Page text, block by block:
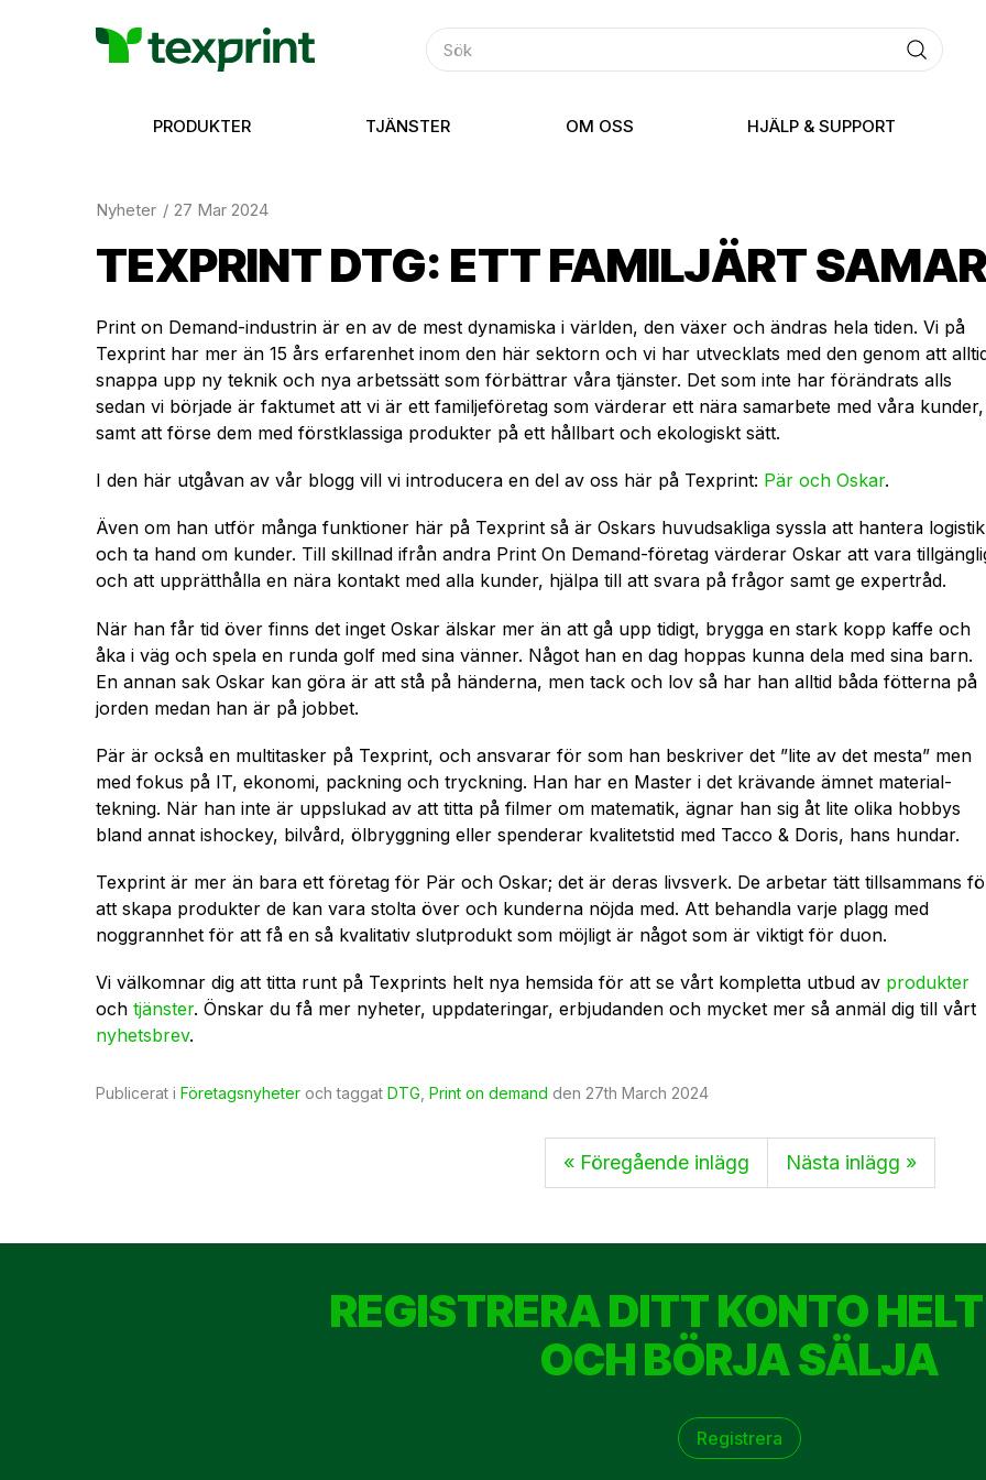
PRODUKTER TJÄNSTER OM OSS HJÄLP & SUPPORT
Nyheter 27 Mar 2024
TEXPRINT DTG: ETT FAMILJÄRT
Print on Demand-industrin är en av de mest dynamiska i världen, den växer och ändras hela tiden. Vi på
Texprint har mer än 15 års erfarenhet inom den här sektorn och vi har utvecklats med den genom att
snappa upp ny teknik och nya arbetssätt som förbättrar våra tjänster. Det som inte har förändrats alls
sedan vi började är faktumet att vi är ett familjeföretag som värderar ett nära samarbete med våra kunder,
samt att förse dem med förstklassiga produkter på ett hållbart och ekologiskt sätt.
I den här utgåvan av vår blogg vill vi introducera en del av oss här på Texprint: Pär och Oskar.
Även om han utför många funktioner här på Texprint så är Oskars huvudsakliga syssla att hantera logistik
och ta hand om kunder. Till skillnad ifrån andra Print On Demand-företag värderar Oskar att vara
och att upprätthålla en nära kontakt med alla kunder, hjälpa till att svara på frågor samt ge expertråd.
När han får tid över finns det inget Oskar älskar mer än att gå upp tidigt, brygga en stark kopp kaffe och
åka i väg och spela en runda golf med sina vänner. Något han en dag hoppas kunna dela med sina barn.
En annan sak Oskar kan göra är att stå på händerna, men tack och lov så har han alltid båda fötterna på
jorden medan han är på jobbet.
Pär är också en multitasker på Texprint, och ansvarar för som han beskriver det ”lite av det mesta” men
med fokus på IT, ekonomi, packning och tryckning. Han har en Master i det krävande ämnet materi­al­
tekning. När han inte är uppslukad av att titta på filmer om matematik, ägnar han sig åt lite olika hobbys
bland annat ishockey, bilvård, ölbryggning eller spenderar kvalitetstid med Tacco & Doris, hans hundar.
Texprint är mer än bara ett företag för Pär och Oskar; det är deras livsverk. De arbetar tätt tillsammans
att skapa produkter de kan vara stolta över och kunderna nöjda med. Att behandla varje plagg med
noggrannhet för att få en så kvalitativ slutprodukt som möjligt är något som är viktigt för duon.
Vi välkomnar dig att titta runt på Texprints helt nya hemsida för att se vårt kompletta utbud av produkter
och tjänster. Önskar du få mer nyheter, uppdateringar, erbjudanden och mycket mer så anmäl dig till vårt
nyhetsbrev.
Publicerat i Företagsnyheter och taggat DTG Print on demand den 27th March 2024
« Föregående inlägg Nästa inlägg »
REGISTRERA DITT KONTO
OCH BÖRJA SÄLJA
Registrera